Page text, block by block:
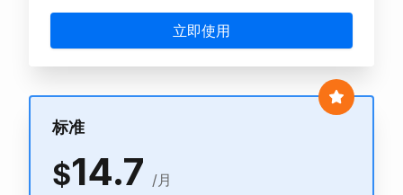
立即使用
标准
$14.7 /月